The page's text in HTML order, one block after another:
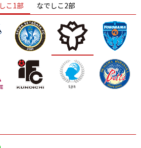
名古屋 静岡 愛媛Ｌ
こ1部 なでしこ2部